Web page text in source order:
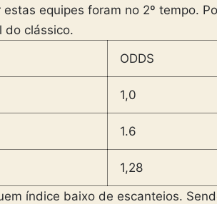
equipes foram no 2º tempo.
do clássico.
ODDS
1,0
1.6
1,28
índice baixo de escanteios.